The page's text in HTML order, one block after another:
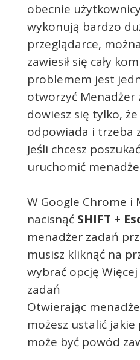
obecnie
wykonują bardzo
przeglądarce,
zawiesił się cały
problemem jest
otworzyć Menadżer
dowiesz się tylko,
odpowiada i trzeba
Jeśli chcesz
uruchomić
W Google Chrome i
nacisnąć SHIFT +
menadżer zadań
musisz kliknąć na
wybrać opcję
zadań
Otwierając
możesz ustalić
może być powód